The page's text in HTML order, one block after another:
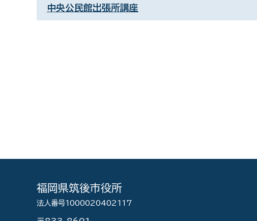
中央公民館出張所講座
福岡県筑後市役所
法人番号1000020402117